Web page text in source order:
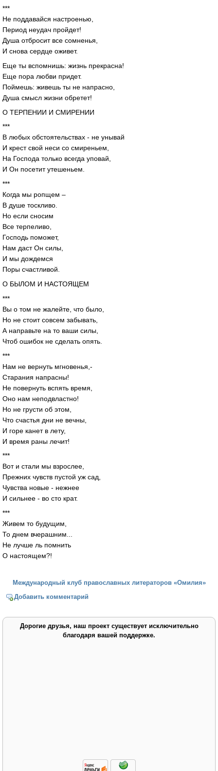
***
Не поддавайся настроенью,
Период неудач пройдет!
Душа отбросит все сомненья,
И снова сердце оживет.
Еще ты вспомнишь: жизнь прекрасна!
Еще пора любви придет.
Поймешь: живешь ты не напрасно,
Душа смысл жизни обретет!
О ТЕРПЕНИИ И СМИРЕНИИ
***
В любых обстоятельствах - не унывай
И крест свой неси со смиреньем,
На Господа только всегда уповай,
И Он посетит утешеньем.
***
Когда мы ропщем –
В душе тоскливо.
Но если сносим
Все терпеливо,
Господь поможет,
Нам даст Он силы,
И мы дождемся
Поры счастливой.
О БЫЛОМ И НАСТОЯЩЕМ
***
Вы о том не жалейте, что было,
Но не стоит совсем забывать,
А направьте на то ваши силы,
Чтоб ошибок не сделать опять.
***
Нам не вернуть мгновенья,-
Старания напрасны!
Не повернуть вспять время,
Оно нам неподвластно!
Но не грусти об этом,
Что счастья дни не вечны,
И горе канет в лету,
И время раны лечит!
***
Вот и стали мы взрослее,
Прежних чувств пустой уж сад,
Чувства новые - нежнее
И сильнее - во сто крат.
***
Живем то будущим,
То днем вчерашним...
Не лучше ль помнить
О настоящем?!
Международный клуб православных литераторов «Омилия»
Добавить комментарий
Дорогие друзья, наш проект существует исключительно
благодаря вашей поддержке.